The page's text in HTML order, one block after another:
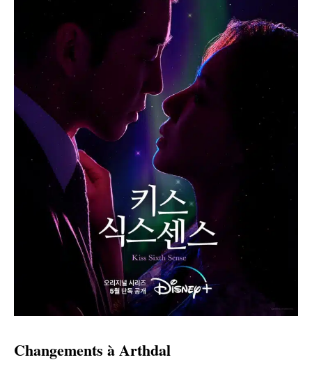
Changements à Arthdal